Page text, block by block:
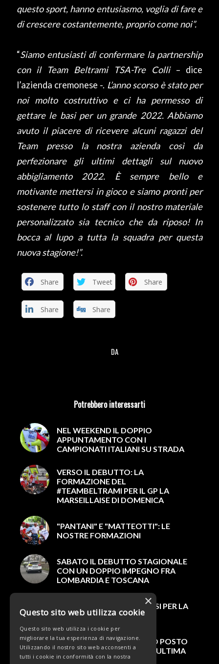
questo sport, hanno entusiasmo, voglia di fare e
di crescere costantemente, proprio come noi”.
“Siamo entusiasti di confermare la partnership
con il Team Beltrami TSA-Tre Colli – dice
l’azienda cremonese -. L’anno scorso è stato per
noi molto costruttivo e ci ha permesso di
gettare le basi per un grande 2022. Abbiamo
avuto il piacere di ricevere alcuni ragazzi del
Team presso la nostra azienda così da
perfezionare gli ultimi dettagli sul nuovo
abbigliamento 2022. È sempre bello e
motivante mettersi in gioco e siamo pronti per
sostenere tutto lo staff con il nostro materiale
personalizzato sia tecnico che da riposo! In
bocca al lupo a tutta la squadra per questa
nuova stagione!”.
Share Tweet Share
Share Share
DA
Potrebbero interessarti
NEL WEEKEND IL DOPPIO
APPUNTAMENTO CON I
CAMPIONATI ITALIANI SU STRADA
VERSO IL DEBUTTO: LA
FORMAZIONE DEL
#TEAMBELTRAMI PER IL GP LA
MARSEILLAISE DI DOMENICA
"PANTANI" E "MATTEOTTI": LE
NOSTRE FORMAZIONI
SABATO IL DEBUTTO STAGIONALE
CON UN DOPPIO IMPEGNO FRA
LOMBARDIA E TOSCANA
INGAGGIATO NICOLA ROSSI PER LA
STAGIONE 2022
GIRO DI CAMPANIA, TERZO POSTO
DI LEONARDO ROSSI NELL’ULTIMA
TAPPA
×
Questo sito web utilizza cookie
Questo sito web utilizza i cookie per
migliorare la tua esperienza di navigazione.
Utilizzando il nostro sito web acconsenti a
tutti i cookie in conformità con la nostra